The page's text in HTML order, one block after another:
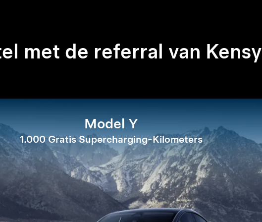
met de referral van Kensy
Model Y
1.000 Gratis Supercharging-Kilometers